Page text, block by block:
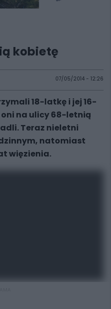
kobietę
07/05/2014 - 12:26
18-latkę i jej 16-
na ulicy 68-letnią
Teraz nieletni
natomiast
więzienia.